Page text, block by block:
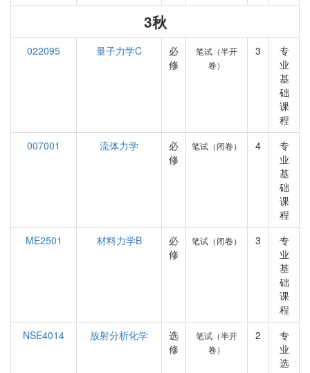
3秋
022095 量子力学C
必
修
笔试（半开
卷）
3
专
业
基
础
课
程
007001
流体力学
必
修
笔试（闭卷） 4
专
业
基
础
课
程
ME2501
材料力学B
必
修
笔试（闭卷） 3
专
业
基
础
课
程
NSE4014
放射分析化学
选
修
笔试（半开
卷）
2
专
业
选